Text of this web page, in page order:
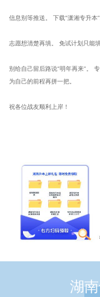
信息别等推送。 下载“潇湘专升本
志愿想清楚再填。 免试计划只能
别给自己留后路说“明年再来”。
为自己的前程再拼一把。
祝各位战友顺利上岸！
湖